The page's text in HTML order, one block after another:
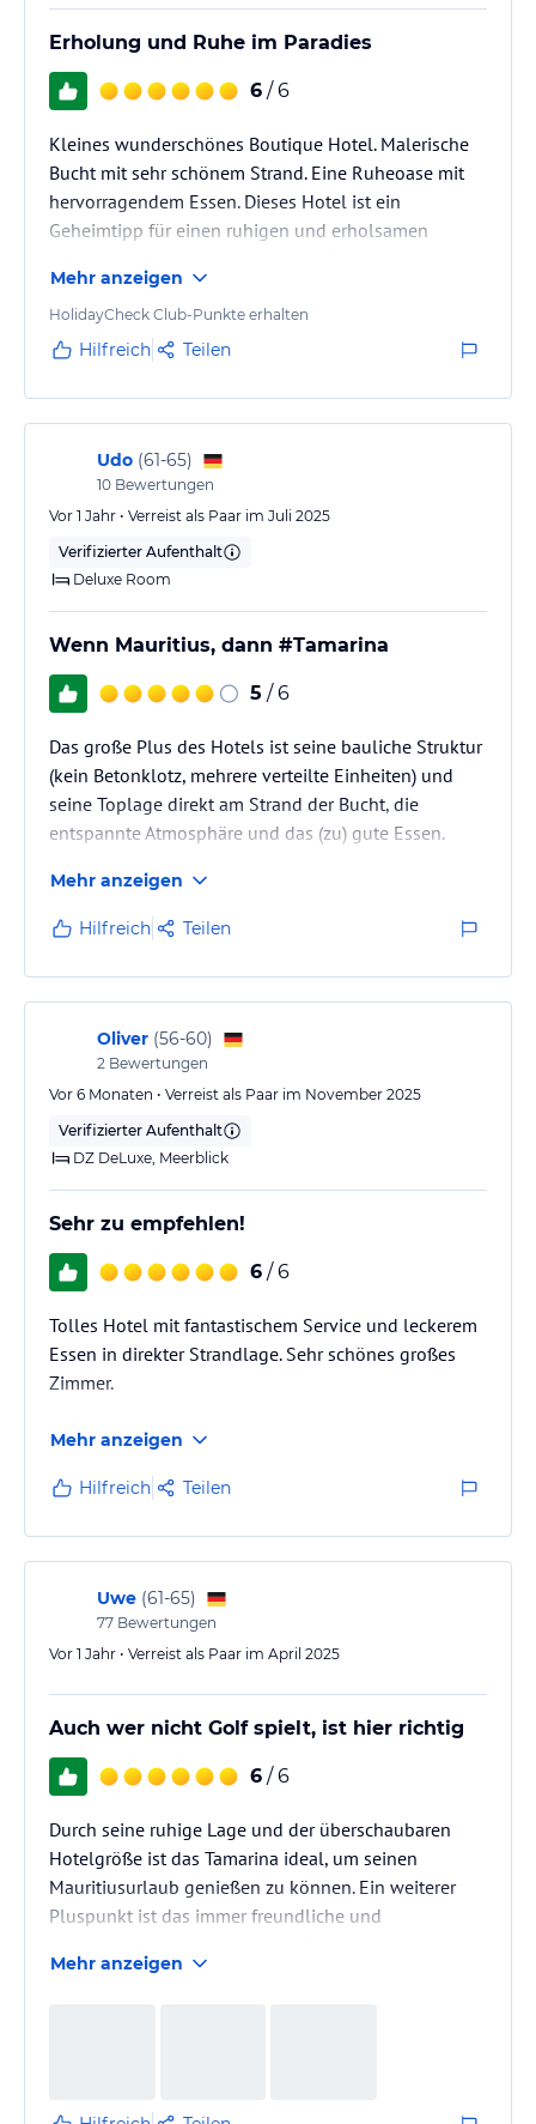
Erholung und Ruhe im Paradies
6 / 6
Kleines wunderschönes Boutique Hotel. Malerische
Bucht mit sehr schönem Strand. Eine Ruheoase mit
hervorragendem Essen. Dieses Hotel ist ein
Geheimtipp für einen ruhigen und erholsamen
Mehr anzeigen
HolidayCheck Club-Punkte erhalten
Hilfreich Teilen
Udo (61-65)
10 Bewertungen
Vor 1 Jahr • Verreist als Paar im Juli 2025
Verifizierter Aufenthalt
Deluxe Room
Wenn Mauritius, dann #Tamarina
5 / 6
Das große Plus des Hotels ist seine bauliche Struktur
(kein Betonklotz, mehrere verteilte Einheiten) und
seine Toplage direkt am Strand der Bucht, die
entspannte Atmosphäre und das (zu) gute Essen.
Mehr anzeigen
Hilfreich Teilen
Oliver (56-60)
2 Bewertungen
Vor 6 Monaten • Verreist als Paar im November 2025
Verifizierter Aufenthalt
DZ DeLuxe, Meerblick
Sehr zu empfehlen!
6 / 6
Tolles Hotel mit fantastischem Service und leckerem
Essen in direkter Strandlage. Sehr schönes großes
Zimmer.
Mehr anzeigen
Hilfreich Teilen
Uwe (61-65)
77 Bewertungen
Vor 1 Jahr • Verreist als Paar im April 2025
Auch wer nicht Golf spielt, ist hier richtig
6 / 6
Durch seine ruhige Lage und der überschaubaren
Hotelgröße ist das Tamarina ideal, um seinen
Mauritiusurlaub genießen zu können. Ein weiterer
Pluspunkt ist das immer freundliche und
auch Ausgangspunkt für Touren über die gesamte
Mehr anzeigen